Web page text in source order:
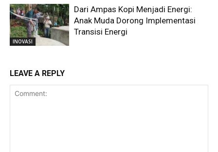
INOVASI
Dari Ampas Kopi Menjadi Energi:
Anak Muda Dorong Implementasi
Transisi Energi
LEAVE A REPLY